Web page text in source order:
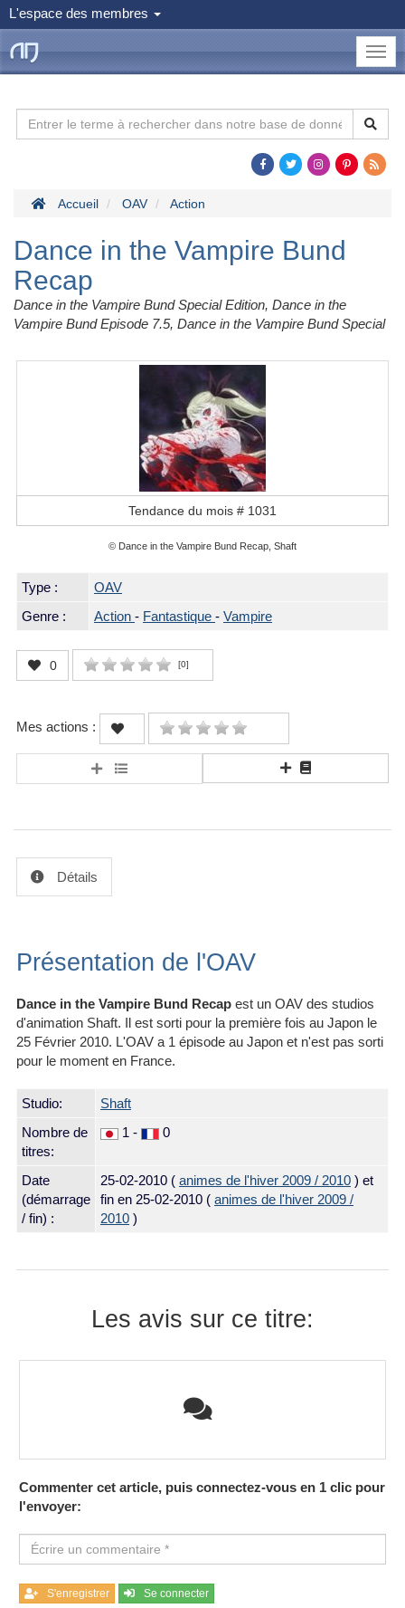
L'espace des membres
le
Dojo
Accueil OAV Action
Dance in the Vampire Bund
Recap
Dance in the Vampire Bund Special Edition, Dance in the
Vampire Bund Episode 7.5, Dance in the Vampire Bund Special
Tendance du mois # 1031
© Dance in the Vampire Bund Recap, Shaft
Type :
OAV
Genre :
Action - Fantastique - Vampire
0 [0]
Mes actions :
Détails
Présentation de l'OAV
Dance in the Vampire Bund Recap est un OAV des studios
d'animation Shaft. Il est sorti pour la première fois au Japon le
25 Février 2010. L'OAV a 1 épisode au Japon et n'est pas sorti
pour le moment en France.
Studio:
Shaft
Nombre de
titres:
1 - 0
Date
(démarrage
/ fin) :
25-02-2010 ( animes de l'hiver 2009 / 2010 ) et
fin en 25-02-2010 ( animes de l'hiver 2009 /
2010 )
Les avis sur ce titre:
Commenter cet article, puis connectez-vous en 1 clic pour
l'envoyer:
S'enregistrer Se connecter